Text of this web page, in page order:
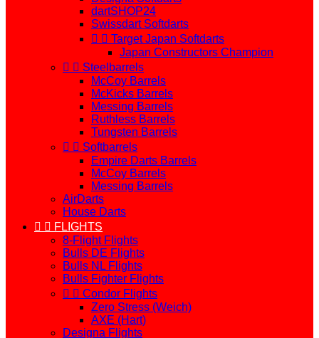
dartSHOP24
Swissdart Softdarts
  Target Japan Softdarts
Japan Constructors Champion
  Steelbarrels
McCoy Barrels
McKicks Barrels
Messing Barrels
Ruthless Barrels
Tungsten Barrels
  Softbarrels
Empire Darts Barrels
McCoy Barrels
Messing Barrels
AirDarts
House Darts
  FLIGHTS
8-Flight Flights
Bulls DE Flights
Bulls NL Flights
Bulls Fighter Flights
  Condor Flights
Zero Stress (Weich)
AXE (Hart)
Designa Flights